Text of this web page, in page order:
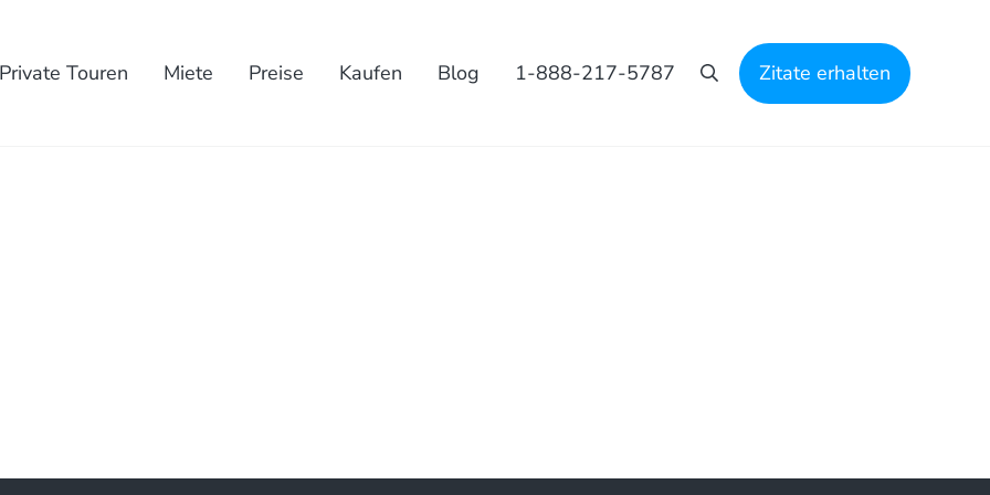
Private Touren Miete Preise Kaufen Blog 1-888-217-5787 SucheZitate erhalten